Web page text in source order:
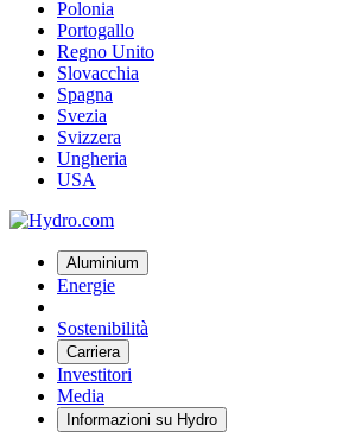
Polonia
Portogallo
Regno Unito
Slovacchia
Spagna
Svezia
Svizzera
Ungheria
USA
Aluminium
Energie
Sostenibilità
Carriera
Investitori
Media
Informazioni su Hydro